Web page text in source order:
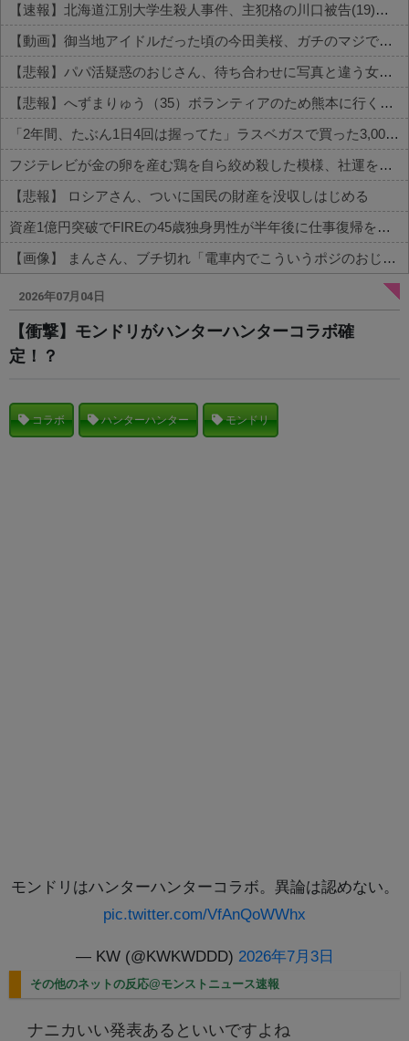
【速報】北海道江別大学生殺人事件、主犯格の川口被告(19)に無期懲役の判決←これ、妥当だと思う？？？？？？
【動画】御当地アイドルだった頃の今田美桜、ガチのマジで可愛くてワイらをびびらせまくってしまうw w w w w w w w
【悲報】パパ活疑惑のおじさん、待ち合わせに写真と違う女が来たので逃げようとするも眼鏡を奪われ可哀想なことになっているところを激写されてしまう…
【悲報】へずまりゅう（35）ボランティアのため熊本に行くも体調不良で病院に行く
「2年間、たぶん1日4回は握ってた」ラスベガスで買った3,000円のキーホルダーを調べたら
フジテレビが金の卵を産む鶏を自ら絞め殺した模様、社運を賭けたドル箱コンテンツが御蔵入りになってしまい……
【悲報】 ロシアさん、ついに国民の財産を没収しはじめる
資産1億円突破でFIREの45歳独身男性が半年後に仕事復帰を決意した「1通の通知」
【画像】 まんさん、ブチ切れ「電車内でこういうポジのおじ、ガチでイラネ」→
Powered by livedoor 相互RSS
2026年07月04日
【衝撃】モンドリがハンターハンターコラボ確
定！？
コラボ ハンターハンター モンドリ
モンドリはハンターハンターコラボ。異論は認めない。
pic.twitter.com/VfAnQoWWhx
— KW (@KWKWDDD) 2026年7月3日
その他のネットの反応@モンストニュース速報
ナニカいい発表あるといいですよね